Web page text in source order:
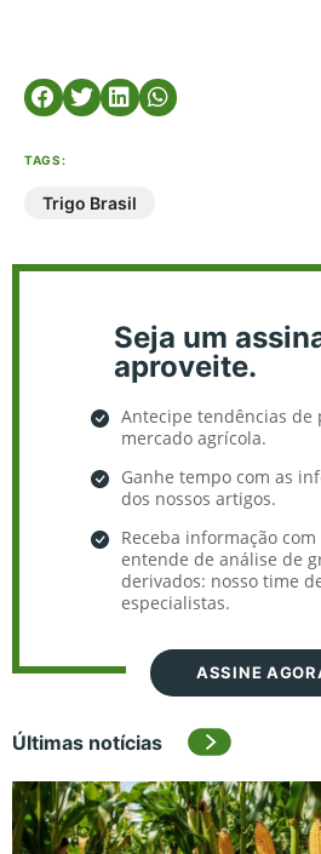
TAGS:
Trigo Brasil
Seja um
aproveite.
Antecipe tendências de
mercado agrícola.
Ganhe tempo com as
dos nossos artigos.
Receba informação
entende de análise de
derivados: nosso time
especialistas.
ASSINE
Últimas notícias